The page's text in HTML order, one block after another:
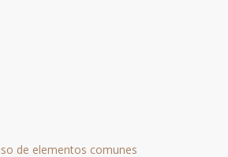
de elementos comunes